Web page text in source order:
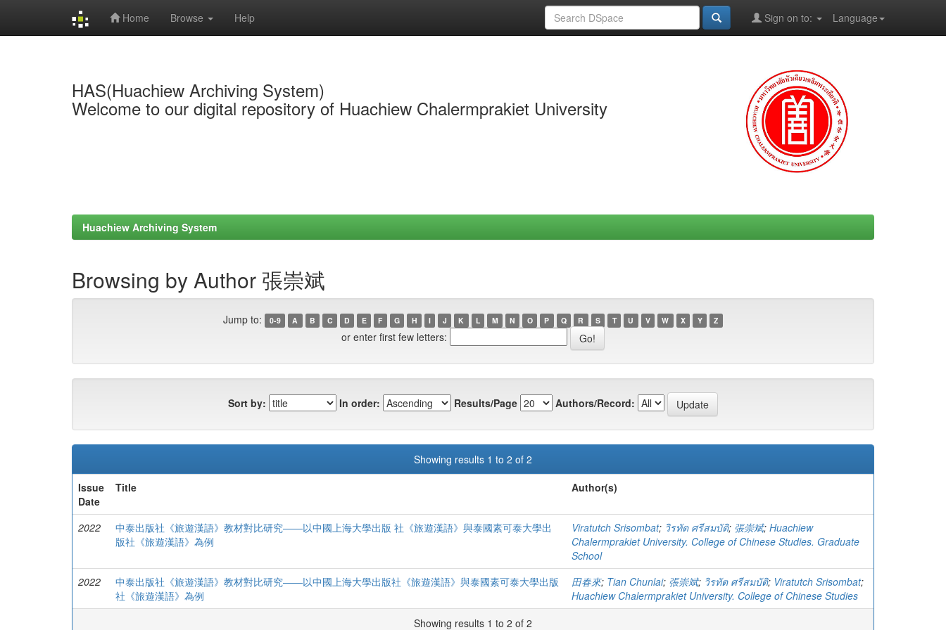
Home Browse Help Language
Sign on to:
HAS(Huachiew Archiving System)
Welcome to our digital repository of Huachiew Chalermprakiet University
Huachiew Archiving System
Browsing by Author 張崇斌
Jump to: 0-9 A B C D E F G H I J K L M N O P Q R S T U V W X Y Z
or enter first few letters:
Sort by: In order: Results/Page Authors/Record:
Showing results 1 to 2 of 2
Issue
Date
Title Author(s)
2022
中泰出版社《旅遊漢語》教材對比研究——以中國上海大學出版 社《旅遊漢語》與泰國素可泰大學出
版社《旅遊漢語》為例
Viratutch Srisombat; วิรทัต ศรีสมบัติ; 張崇斌; Huachiew
Chalermprakiet University. College of Chinese Studies. Graduate
School
2022
中泰出版社《旅遊漢語》教材對比研究——以中國上海大學出版社《旅遊漢語》與泰國素可泰大學出版
社《旅遊漢語》為例
田春來; Tian Chunlai; 張崇斌; วิรทัต ศรีสมบัติ; Viratutch Srisombat;
Huachiew Chalermprakiet University. College of Chinese Studies
Showing results 1 to 2 of 2